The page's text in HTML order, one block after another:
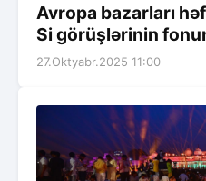
Avropa bazarları
Si görüşlərinin
27.Oktyabr.2025 11:00